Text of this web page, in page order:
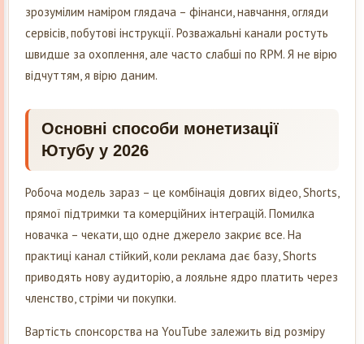
зрозумілим наміром глядача – фінанси, навчання, огляди
сервісів, побутові інструкції. Розважальні канали ростуть
швидше за охоплення, але часто слабші по RPM. Я не вірю
відчуттям, я вірю даним.
Основні способи монетизації
Ютубу у 2026
Робоча модель зараз – це комбінація довгих відео, Shorts,
прямої підтримки та комерційних інтеграцій. Помилка
новачка – чекати, що одне джерело закриє все. На
практиці канал стійкий, коли реклама дає базу, Shorts
приводять нову аудиторію, а лояльне ядро платить через
членство, стріми чи покупки.
Вартість спонсорства на YouTube залежить від розміру